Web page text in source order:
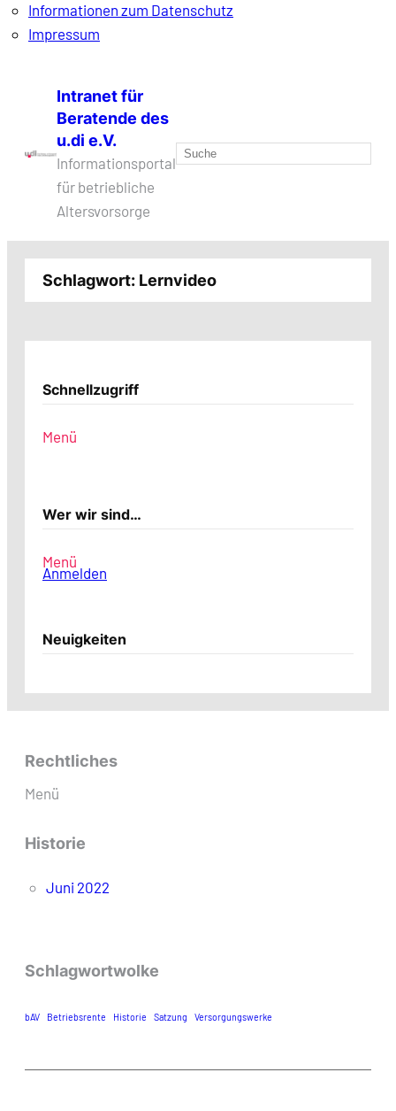
Informationen zum Datenschutz
Impressum
springen
Intranet für
Beratende des
u.di e.V.
Informationsportal
für betriebliche
Altersvorsorge
Suchen
Schlagwort: Lernvideo
Schnellzugriff
Menü
Wer wir sind…
Menü
Anmelden
Neuigkeiten
Rechtliches
Menü
Historie
Juni 2022
Schlagwortwolke
bAV Betriebsrente Historie Satzung Versorgungswerke